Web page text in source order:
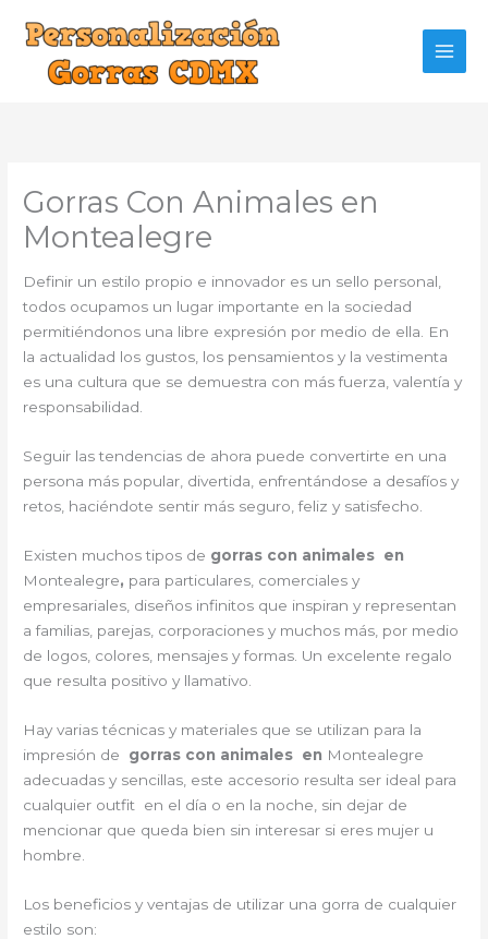
contenido
Gorras Con Animales en
Montealegre
Definir un estilo propio e innovador es un sello personal,
todos ocupamos un lugar importante en la sociedad
permitiéndonos una libre expresión por medio de ella. En
la actualidad los gustos, los pensamientos y la vestimenta
es una cultura que se demuestra con más fuerza, valentía y
responsabilidad.
Seguir las tendencias de ahora puede convertirte en una
persona más popular, divertida, enfrentándose a desafíos y
retos, haciéndote sentir más seguro, feliz y satisfecho.
Existen muchos tipos de gorras con animales en
Montealegre, para particulares, comerciales y
empresariales, diseños infinitos que inspiran y representan
a familias, parejas, corporaciones y muchos más, por medio
de logos, colores, mensajes y formas. Un excelente regalo
que resulta positivo y llamativo.
Hay varias técnicas y materiales que se utilizan para la
impresión de gorras con animales en Montealegre
adecuadas y sencillas, este accesorio resulta ser ideal para
cualquier outfit en el día o en la noche, sin dejar de
mencionar que queda bien sin interesar si eres mujer u
hombre.
Los beneficios y ventajas de utilizar una gorra de cualquier
estilo son: